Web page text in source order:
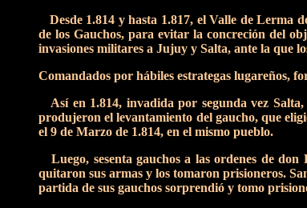
Desde 1.814 y hasta 1.817, el Valle de Lerma
de los Gauchos, para evitar la concreción del
invasiones militares a Jujuy y Salta, ante la que
Comandados por hábiles estrategas lugareños,
Así en 1.814, invadida por segunda vez
produjeron el levantamiento del gaucho, que
el 9 de Marzo de 1.814, en el mismo pueblo.
Luego, sesenta gauchos a las ordenes de
quitaron sus armas y los tomaron prisioneros.
partida de sus gauchos sorprendió y tomo